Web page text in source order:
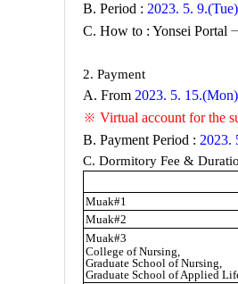
B. Period : 2023. 5.
C. How to : Yonsei Portal
2. Payment
A. From 2023. 5.
※ Virtual account for the
B. Payment Period : 2023.
C. Dormitory Fee &
Muak#1
Muak#2
Muak#3
College of Nursing,
Graduate School of Nursing,
Graduate School of Applied